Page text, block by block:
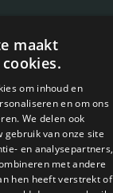
maakt
om inhoud en
en om ons
We delen ook
gebruik van onze site
en analysepartners,
met andere
hen heeft verstrekt of